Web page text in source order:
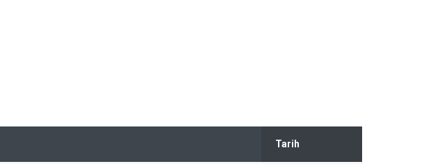
Tarih